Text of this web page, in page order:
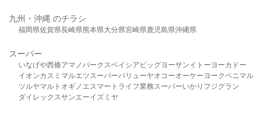
九州・沖縄 のチラシ
福岡県佐賀県長崎県熊本県大分県宮崎県鹿児島県沖縄県
スーパー
いなげや西條アマノパークスベイシア ビッグヨーサンイトーヨーカドー
イオンカスミ マルエツスーパーバリューヤオコーオーケー ヨークベニマル
ツルヤマルト オギノ エスマート ライフ業務スーパーいかり フジグラン
ダイレックスサンエーイズミヤ